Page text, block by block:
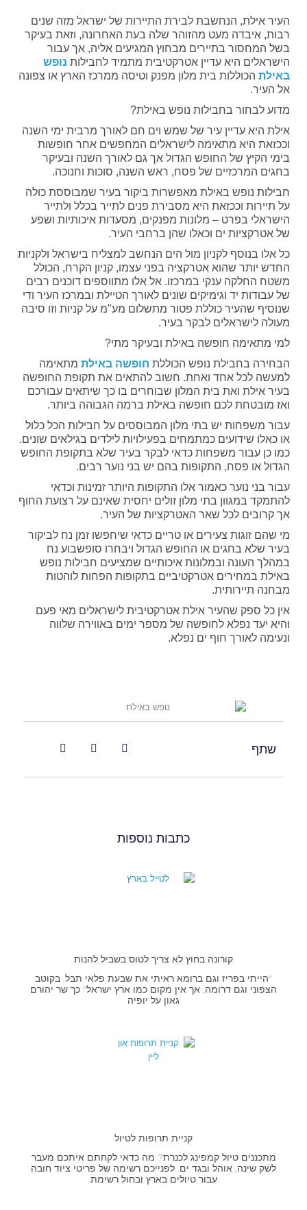
העיר אילת, הנחשבת לבירת התיירות של ישראל מזה שנים
רבות, איבדה מעט מהזוהר שלה בעת האחרונה, וזאת בעיקר
בשל המחסור בתיירים מבחוץ המגיעים אליה, אך עבור
הישראלים היא עדיין אטרקטיבית מתמיד לחבילות נופש
באילת הכוללות בית מלון מפנק וטיסה ממרכז הארץ או צפונה
אל העיר.
מדוע לבחור בחבילות נופש באילת?
אילת היא עדיין עיר של שמש וים חם לאורך מרבית ימי השנה
וככזאת היא מתאימה לישראלים המחפשים אחר חופשות
בימי הקיץ של החופש הגדול אך גם לאורך השנה ובעיקר
בחגים המרכזיים של פסח, ראש השנה, סוכות וחנוכה.
חבילות נופש באילת מאפשרות ביקור בעיר שמבוססת כולה
על תיירות וככזאת היא מסבירת פנים לתייר בכלל ולתייר
הישראלי בפרט – מלונות מפנקים, מסעדות איכותיות ושפע
של אטרקציות ים וכאלו שהן ברחבי העיר.
כל אלו בנוסף לקניון מול הים הנחשב למצליח בישראל ולקניות
החדש יותר שהוא אטרקציה בפני עצמו, קניון הקרח, הכולל
משטח החלקה ענקי במרכזו. אל אלו מתווספים דוכנים רבים
של עבודות יד וגימיקים שונים לאורך הטיילת ובמרכז העיר ודי
שנוסיף שהעיר כוללת פטור מתשלום מע"מ על קניות וזו סיבה
מעולה לישראלים לבקר בעיר.
למי מתאימה חופשה באילת ובעיקר מתי?
הבחירה בחבילת נופש הכוללת חופשה באילת מתאימה
למעשה לכל אחד ואחת. חשוב להתאים את תקופת החופשה
בעיר אילת ואת בית המלון שבוחרים בו כך שיתאים עבורכם
ואז מובטחת לכם חופשה באילת ברמה הגבוהה ביותר.
עבור משפחות יש בתי מלון המבוססים על חבילות הכל כלול
או כאלו שידועים כמתמחים בפעילויות לילדים בגילאים שונים.
כמו כן עבור משפחות כדאי לבקר בעיר שלא בתקופת החופש
הגדול או פסח, התקופות בהם יש בני נוער רבים.
עבור בני נוער כאמור אלו התקופות היותר זמינות וכדאי
להתמקד במגוון בתי מלון זולים יחסית שאינם על רצועת החוף
אך קרובים לכל שאר האטרקציות של העיר.
מי שהם זוגות צעירים או טריים כדאי שיחפשו זמן נח לביקור
בעיר שלא בחגים או החופש הגדול ויבחרו סופשבוע נח
במהלך העונה ובמלונות איכותיים שמציעים חבילות נופש
באילת במחירים אטרקטיביים בתקופות הפחות לוהטות
מבחנה תיירותית.
אין כל ספק שהעיר אילת אטרקטיבית לישראלים מאי פעם
והיא יעד נפלא לחופשה של מספר ימים באווירה שלווה
ונעימה לאורך חוף ים נפלא.
שתף
כתבות נוספות
קורונה בחוץ לא צריך לטוס בשביל להנות
"הייתי בפריז וגם ברומא ראיתי את שבעת פלאי תבל, בקוטב
הצפוני וגם דרומה, אך אין מקום כמו ארץ ישראל" כך שר יהורם
גאון על יופיה
קניית תרופות לטיול
מתכננים טיול קמפינג לכנרת? מה כדאי לקחתם איתכם מעבר
לשק שינה, אוהל ובגד ים. לפנייכם רשימה של פריטי ציוד חובה
עבור טיולים בארץ ובחול רשימת